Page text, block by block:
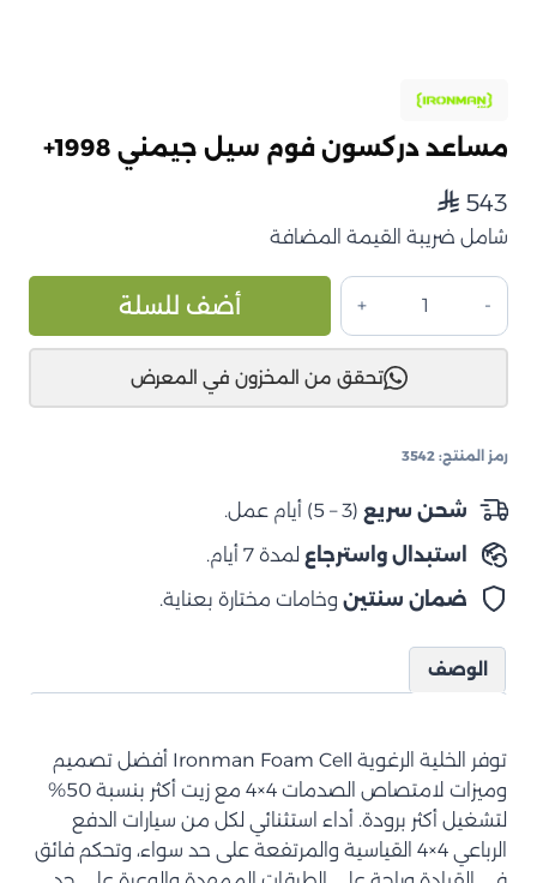
مساعد دركسون فوم سيل جيمني 1998+
⃁ 543
شامل ضريبة القيمة المضافة
كمية
مساعد
دركسون
سيل
1998+
أضف للسلة
تحقق من المخزون في المعرض
رمز المنتج: 3542
شحن سريع (3 – 5) أيام عمل.
استبدال واسترجاع لمدة 7 أيام.
ضمان سنتين وخامات مختارة بعناية.
الوصف
توفر الخلية الرغوية Ironman Foam Cell أفضل تصميم
وميزات لامتصاص الصدمات 4×4 مع زيت أكثر بنسبة 50%
لتشغيل أكثر برودة. أداء استثنائي لكل من سيارات الدفع
الرباعي 4×4 القياسية والمرتفعة على حد سواء، وتحكم فائق